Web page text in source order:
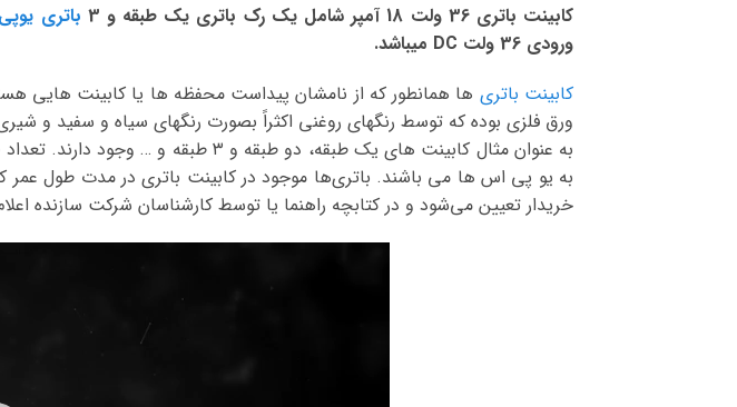
کابینت باتری 36 ولت 18 آمپر شامل یک رک باتری یک طبقه و 3 باتری
ورودی 36 ولت DC میباشد.
کابینت باتری ها همانطور که از نامشان پیداست محفظه ها یا کابینت هایی
ورق فلزی بوده که توسط رنگهای روغنی اکثراً بصورت رنگهای سیاه و سفید و
به عنوان مثال کابینت های یک طبقه، دو
به یو پی اس ها می باشند. باتری‌ها موجود در کابینت باتری در مدت طول
خریدار تعیین می‌شود و در کتابچه راهنما یا توسط کارشناسان شرکت سازنده